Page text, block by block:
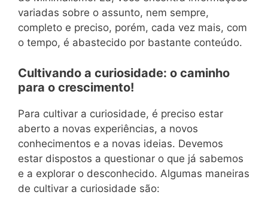
variadas sobre o assunto, nem sempre,
completo e preciso, porém, cada vez mais, com
o tempo, é abastecido por bastante conteúdo.
Cultivando a curiosidade: o caminho
para o crescimento!
Para cultivar a curiosidade, é preciso estar
aberto a novas experiências, a novos
conhecimentos e a novas ideias. Devemos
estar dispostos a questionar o que já sabemos
e a explorar o desconhecido. Algumas maneiras
de cultivar a curiosidade são: